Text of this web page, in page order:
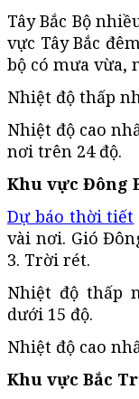
Tây Bắc Bộ
vực Tây Bắc
bộ có mưa vừa,
Nhiệt độ thấp
Nhiệt độ cao
nơi trên 24 độ.
Khu vực Đông
Dự báo thời tiết
vài nơi. Gió
3. Trời rét.
Nhiệt độ thấp
dưới 15 độ.
Nhiệt độ cao
Khu vực Bắc